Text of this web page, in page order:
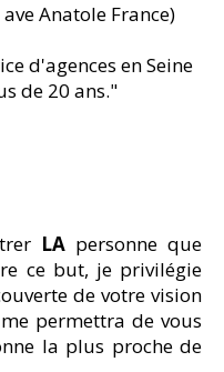
Anatole France)
d'agences en Seine
de 20 ans."
LA personne que
ce but, je privilégie
de votre vision
permettra de vous
la plus proche de